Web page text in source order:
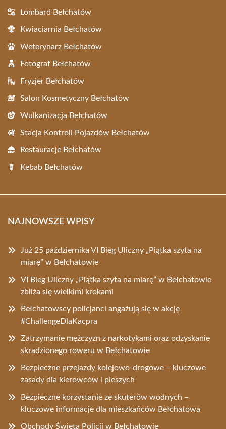
Lombard Bełchatów
Kwiaciarnia Bełchatów
Weterynarz Bełchatów
Fotograf Bełchatów
Fryzjer Bełchatów
Salon Kosmetyczny Bełchatów
Wulkanizacja Bełchatów
Stacja Kontroli Pojazdów Bełchatów
Restauracje Bełchatów
Kebab Bełchatów
NAJNOWSZE WPISY
Już 25 października VI Bieg Uliczny „Piątka szyta na
miarę” w Bełchatowie
VI Bieg Uliczny „Piątka szyta na miarę” w Bełchatowie
zbliża się wielkimi krokami
Bełchatowscy policjanci angażują się w akcję
#ChallengeDlaKacpra
Zatrzymanie mężczyzn z narkotykami oraz odzyskanie
skradzionego roweru w Bełchatowie
Bezpieczne przejazdy kolejowo-drogowe – kluczowe
zasady dla kierowców i pieszych
Bezpieczne korzystanie ze skuterów wodnych –
kluczowe informacje dla mieszkańców Bełchatowa
Obchody Święta Policji w Bełchatowie